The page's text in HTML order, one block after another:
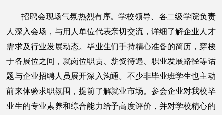
招聘会现场气氛热烈有序。学校领导、各二级学院负责
人深入会场，与用人单位代表亲切交流，详细了解企业人才
需求及行业发展动态。毕业生们手持精心准备的简历，穿梭
于各展位之间，就岗位职责、薪资待遇、职业发展路径等话
题与企业招聘人员展开深入沟通。不少非毕业班学生也主动
前来体验求职氛围，提前了解就业市场。参会企业对我校毕
业生的专业素养和综合能力给予高度评价，并对学校精心的